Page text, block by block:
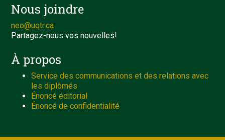
Nous joindre
neo@uqtr.ca
Partagez-nous vos nouvelles!
À propos
Service des communications et des relations avec
les diplômés
Énoncé éditorial
Énoncé de confidentialité